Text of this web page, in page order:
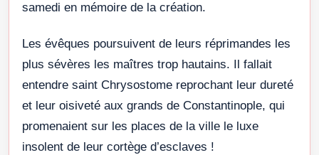
samedi en mémoire de la création.
Les évêques poursuivent de leurs réprimandes les
plus sévères les maîtres trop hautains. Il fallait
entendre saint Chrysostome reprochant leur dureté
et leur oisiveté aux grands de Constantinople, qui
promenaient sur les places de la ville le luxe
insolent de leur cortège d’esclaves !